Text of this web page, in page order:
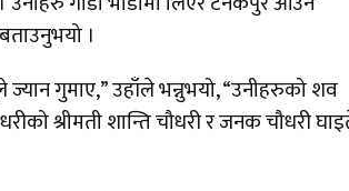
।
गुमाए,” उहाँले भन्नुभयो, “उनीहरुको शव
श्रीमती शान्ति चौधरी र जनक चौधरी